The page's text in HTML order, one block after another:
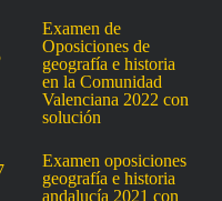
Examen de
Oposiciones de
geografía e historia
en la Comunidad
Valenciana 2022 con
solución
Examen oposiciones
geografía e historia
andalucía 2021 con